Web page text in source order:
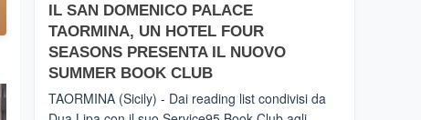
PIEDIMONTE
ETNEO
–
Meta
privilegiata
IL SAN DOMENICO PALACE
TAORMINA, UN HOTEL FOUR
SEASONS PRESENTA IL NUOVO
SUMMER BOOK CLUB
TAORMINA (Sicily) - Dai reading list condivisi da